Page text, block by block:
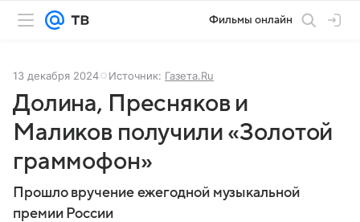
Фильмы онлайн
13 декабря 2024 Источник: Газета.Ru
Долина, Пресняков и
Маликов получили «Золотой
граммофон»
Прошло вручение ежегодной музыкальной
премии России